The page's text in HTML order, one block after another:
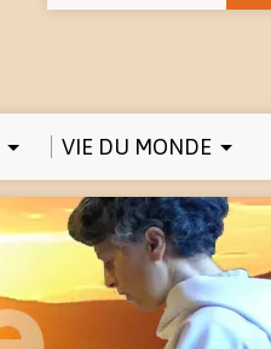
VIE DU MONDE